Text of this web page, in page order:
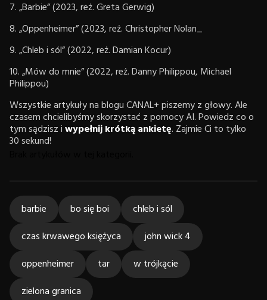
7. „Barbie” (2023, reż. Greta Gerwig)
8. „Oppenheimer” (2023, reż. Christopher Nolan_
9. „Chleb i sól” (2022, reż. Damian Kocur)
10. „Mów do mnie” (2022, reż. Danny Philippou, Michael
Philippou)
Wszystkie artykuły na blogu CANAL+ piszemy z głowy. Ale
czasem chcielibyśmy skorzystać z pomocy AI. Powiedz co o
tym sądzisz iwypełnij krótką ankietę. Zajmie Ci to tylko
30 sekund!
barbie bo się boi
chleb i sól
czas krwawego księżyca
john wick 4
oppenheimer
tar
w trójkącie
zielona granica